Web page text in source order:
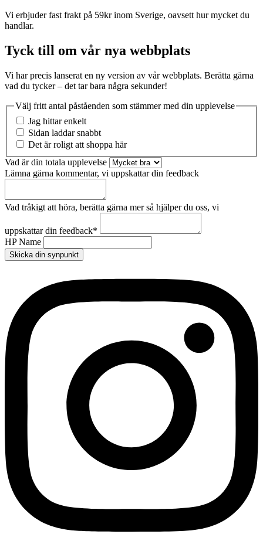
Vi erbjuder fast frakt på 59kr inom Sverige, oavsett hur mycket du
handlar.
Tyck till om vår nya webbplats
Vi har precis lanserat en ny version av vår webbplats. Berätta gärna
vad du tycker – det tar bara några sekunder!
Välj fritt antal påståenden som stämmer med din upplevelse
Jag hittar enkelt
Sidan laddar snabbt
Det är roligt att shoppa här
Vad är din totala upplevelse
Lämna gärna kommentar, vi uppskattar din feedback
Vad tråkigt att höra, berätta gärna mer så hjälper du oss, vi
uppskattar din feedback*
HP Name
Skicka din synpunkt